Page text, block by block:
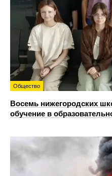
Общество
Восемь нижегородских
обучение в